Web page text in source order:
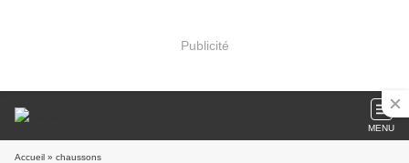
Publicité
MENU
Accueil » chaussons